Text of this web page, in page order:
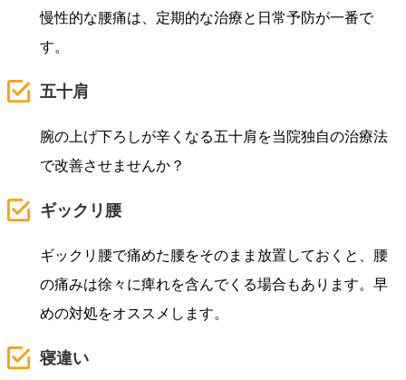
慢性的な腰痛は、定期的な治療と日常予防が一番で
す。
五十肩
腕の上げ下ろしが辛くなる五十肩を当院独自の治療法
で改善させませんか？
ギックリ腰
ギックリ腰で痛めた腰をそのまま放置しておくと、腰
の痛みは徐々に痺れを含んでくる場合もあります。早
めの対処をオススメします。
寝違い